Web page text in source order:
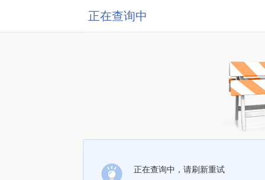
正在查询中
正在查询中，请刷新重试